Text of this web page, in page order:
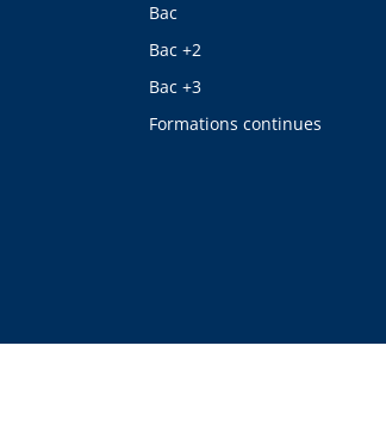
Bac
Bac +2
Bac +3
Formations continues